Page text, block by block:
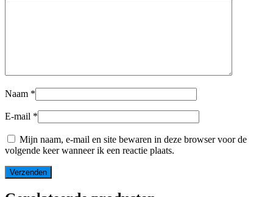
Naam *
E-mail *
Mijn naam, e-mail en site bewaren in deze browser voor de
volgende keer wanneer ik een reactie plaats.